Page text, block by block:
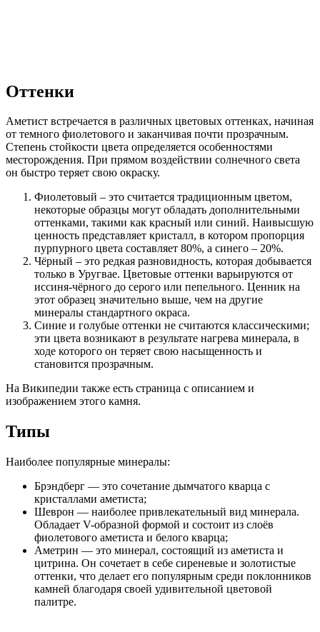
Оттенки
Аметист встречается в различных цветовых оттенках, начиная
от темного фиолетового и заканчивая почти прозрачным.
Степень стойкости цвета определяется особенностями
месторождения. При прямом воздействии солнечного света
он быстро теряет свою окраску.
Фиолетовый – это считается традиционным цветом,
некоторые образцы могут обладать дополнительными
оттенками, такими как красный или синий. Наивысшую
ценность представляет кристалл, в котором пропорция
пурпурного цвета составляет 80%, а синего – 20%.
Чёрный – это редкая разновидность, которая добывается
только в Уругвае. Цветовые оттенки варьируются от
иссиня-чёрного до серого или пепельного. Ценник на
этот образец значительно выше, чем на другие
минералы стандартного окраса.
Синие и голубые оттенки не считаются классическими;
эти цвета возникают в результате нагрева минерала, в
ходе которого он теряет свою насыщенность и
становится прозрачным.
На Википедии также есть страница с описанием и
изображением этого камня.
Типы
Наиболее популярные минералы:
Брэндберг — это сочетание дымчатого кварца с
кристаллами аметиста;
Шеврон — наиболее привлекательный вид минерала.
Обладает V-образной формой и состоит из слоёв
фиолетового аметиста и белого кварца;
Аметрин — это минерал, состоящий из аметиста и
цитрина. Он сочетает в себе сиреневые и золотистые
оттенки, что делает его популярным среди поклонников
камней благодаря своей удивительной цветовой
палитре.